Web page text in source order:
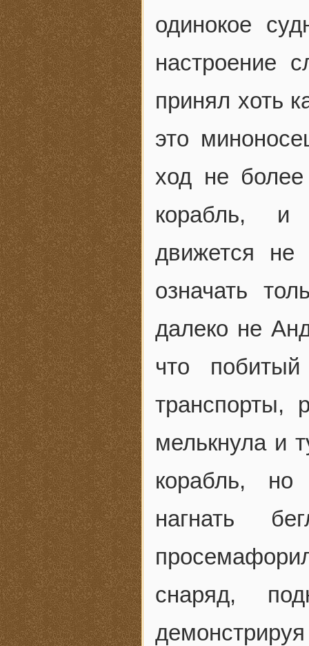
одинокое
настроение
принял хоть
это
ход не
корабль, и
движется
означать
далеко не
что
транспорты,
мелькнула и
корабль, но
нагнать
снаряд,